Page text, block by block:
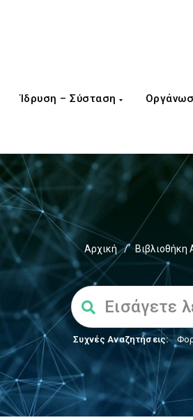
Ίδρυση – Σύσταση
Αρχική / Βιβλιοθήκη
Συχνές Αναζητήσεις: